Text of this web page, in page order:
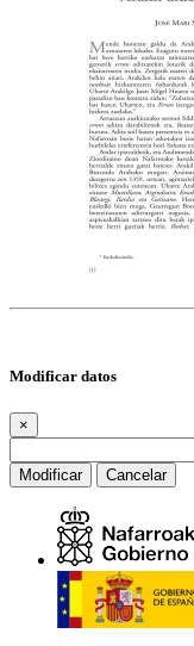
Modificar datos
×
Modificar Cancelar